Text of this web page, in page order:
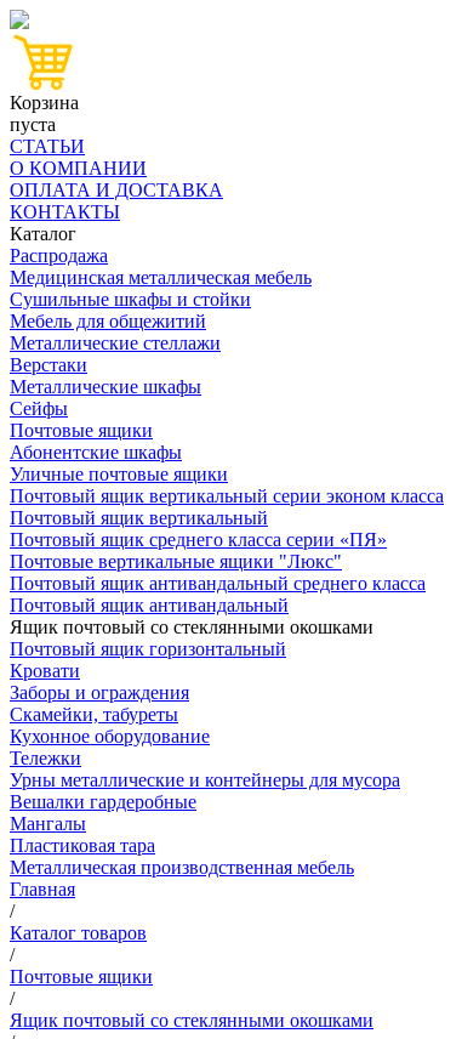
Корзина
пуста
СТАТЬИ
О КОМПАНИИ
ОПЛАТА И ДОСТАВКА
КОНТАКТЫ
Каталог
Распродажа
Медицинская металлическая мебель
Сушильные шкафы и стойки
Мебель для общежитий
Металлические стеллажи
Верстаки
Металлические шкафы
Сейфы
Почтовые ящики
Абонентские шкафы
Уличные почтовые ящики
Почтовый ящик вертикальный серии эконом класса
Почтовый ящик вертикальный
Почтовый ящик среднего класса серии «ПЯ»
Почтовые вертикальные ящики "Люкс"
Почтовый ящик антивандальный среднего класса
Почтовый ящик антивандальный
Ящик почтовый со стеклянными окошками
Почтовый ящик горизонтальный
Кровати
Заборы и ограждения
Скамейки, табуреты
Кухонное оборудование
Тележки
Урны металлические и контейнеры для мусора
Вешалки гардеробные
Мангалы
Пластиковая тара
Металлическая производственная мебель
Главная
/
Каталог товаров
/
Почтовые ящики
/
Ящик почтовый со стеклянными окошками